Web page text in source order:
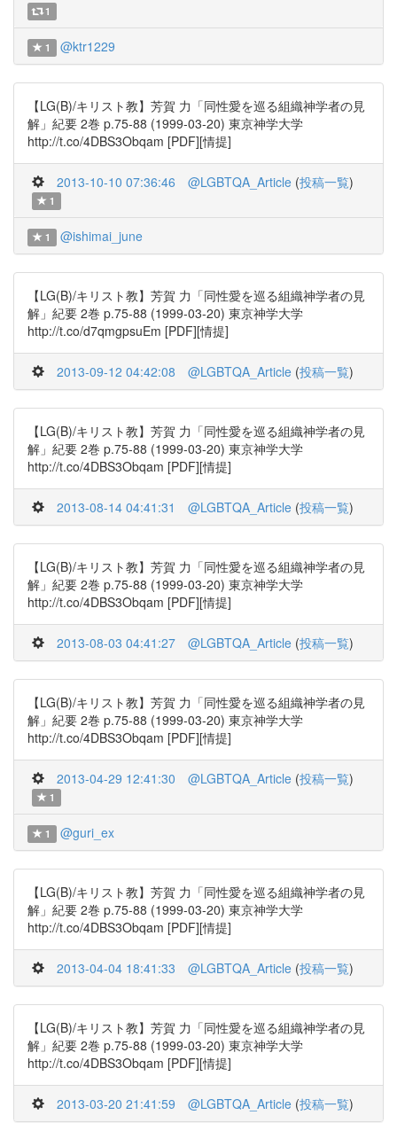
1
1 @ktr1229
【LG(B)/キリスト教】芳賀 力「同性愛を巡る組織神学者の見
解」紀要 2巻 p.75-88 (1999-03-20) 東京神学大学
http://t.co/4DBS3Obqam [PDF][情提]
2013-10-10 07:36:46 @LGBTQA_Article (投稿一覧)
1
1 @ishimai_june
【LG(B)/キリスト教】芳賀 力「同性愛を巡る組織神学者の見
解」紀要 2巻 p.75-88 (1999-03-20) 東京神学大学
http://t.co/d7qmgpsuEm [PDF][情提]
2013-09-12 04:42:08 @LGBTQA_Article (投稿一覧)
【LG(B)/キリスト教】芳賀 力「同性愛を巡る組織神学者の見
解」紀要 2巻 p.75-88 (1999-03-20) 東京神学大学
http://t.co/4DBS3Obqam [PDF][情提]
2013-08-14 04:41:31 @LGBTQA_Article (投稿一覧)
【LG(B)/キリスト教】芳賀 力「同性愛を巡る組織神学者の見
解」紀要 2巻 p.75-88 (1999-03-20) 東京神学大学
http://t.co/4DBS3Obqam [PDF][情提]
2013-08-03 04:41:27 @LGBTQA_Article (投稿一覧)
【LG(B)/キリスト教】芳賀 力「同性愛を巡る組織神学者の見
解」紀要 2巻 p.75-88 (1999-03-20) 東京神学大学
http://t.co/4DBS3Obqam [PDF][情提]
2013-04-29 12:41:30 @LGBTQA_Article (投稿一覧)
1
1 @guri_ex
【LG(B)/キリスト教】芳賀 力「同性愛を巡る組織神学者の見
解」紀要 2巻 p.75-88 (1999-03-20) 東京神学大学
http://t.co/4DBS3Obqam [PDF][情提]
2013-04-04 18:41:33 @LGBTQA_Article (投稿一覧)
【LG(B)/キリスト教】芳賀 力「同性愛を巡る組織神学者の見
解」紀要 2巻 p.75-88 (1999-03-20) 東京神学大学
http://t.co/4DBS3Obqam [PDF][情提]
2013-03-20 21:41:59 @LGBTQA_Article (投稿一覧)